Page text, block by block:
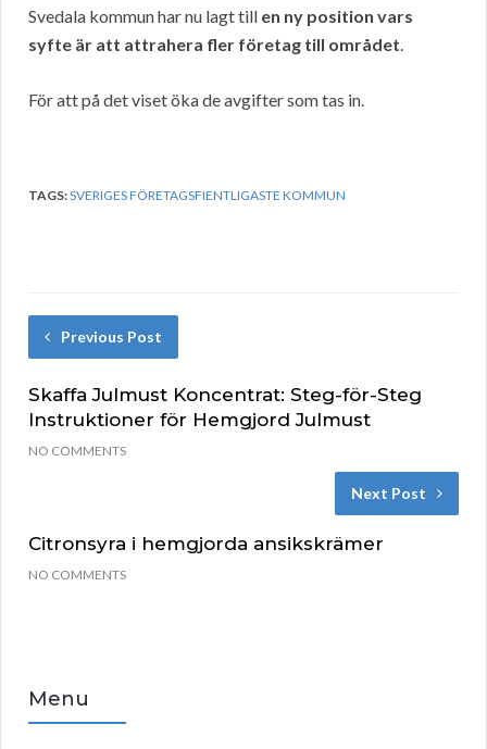
Svedala kommun har nu lagt till en ny position vars
syfte är att attrahera fler företag till området.
För att på det viset öka de avgifter som tas in.
TAGS:SVERIGES FÖRETAGSFIENTLIGASTE KOMMUN
Previous Post
Skaffa Julmust Koncentrat: Steg-för-Steg
Instruktioner för Hemgjord Julmust
NO COMMENTS
Next Post
Citronsyra i hemgjorda ansikskrämer
NO COMMENTS
Menu